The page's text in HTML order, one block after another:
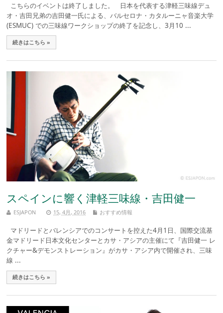
こちらのイベントは終了しました。 日本を代表する津軽三味線デュ
オ・吉田兄弟の吉田健一氏による、バルセロナ・カタルーニャ音楽大学
(ESMUC) での三味線ワークショップの終了を記念し、3月10 ...
続きはこちら »
スペインに響く津軽三味線・吉田健一
ESJAPON 15, 4月, 2016 おすすめ情報
マドリードとバレンシアでのコンサートを控えた4月1日、国際交流基
金マドリード日本文化センターとカサ・アシアの主催にて『吉田健一 レ
クチャー&デモンストレーション』がカサ・アシア内で開催され、三味
線 ...
続きはこちら »